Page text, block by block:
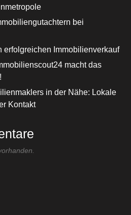
bei
erfolgreichen Immobilienverkauf
macht das
in der Nähe: Lokale
Kontakt